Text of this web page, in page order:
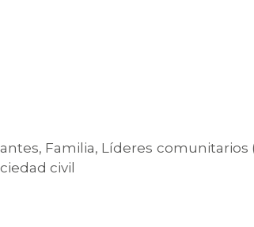
Familia, Líderes comunitarios
civil